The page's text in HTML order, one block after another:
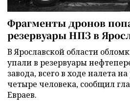
Фрагменты дронов
резервуары НПЗ в
В Ярославской области
упали в резервуары
завода, всего в ходе налета
четыре человека, сообщил
Евраев.